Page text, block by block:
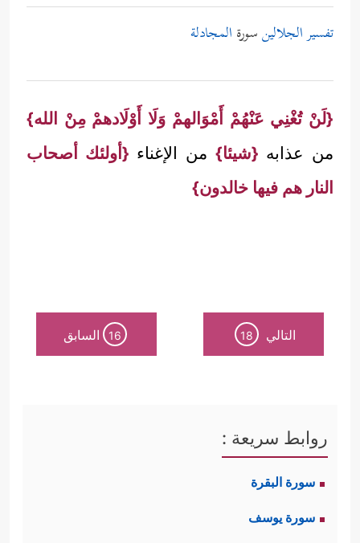
تفسير الجلالينسورة المجادلة
{لَنْ تُغْنِي عَنْهُمْ أَمْوَالهمْ وَلَا أَوْلَادهمْ مِنْ الله}
من عذابه {شيئا} من الإغناء {أولئك أصحاب
النار هم فيها خالدون}
التالي 18
16 السابق
روابط سريعة :
سورة البقرة
سورة يوسف